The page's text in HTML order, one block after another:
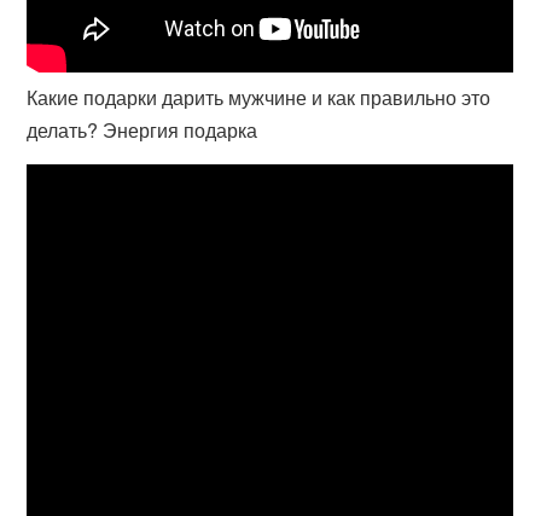
Какие подарки дарить мужчине и как правильно это
делать? Энергия подарка